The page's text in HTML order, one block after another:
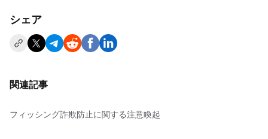
シェア
関連記事
フィッシング詐欺防止に関する注意喚起